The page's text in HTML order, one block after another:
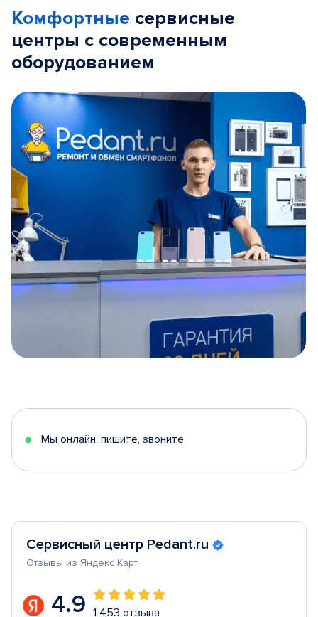
Комфортные сервисные
центры с современным
оборудованием
5
Мы онлайн, пишите, звоните
Сервисный центр Pedant.ru
Отзывы из Яндекс Карт
4.9 1 453 отзыва